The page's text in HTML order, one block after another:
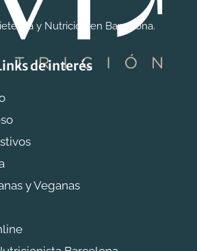
y Nutrición en Barcelona.
de interés
y Veganas